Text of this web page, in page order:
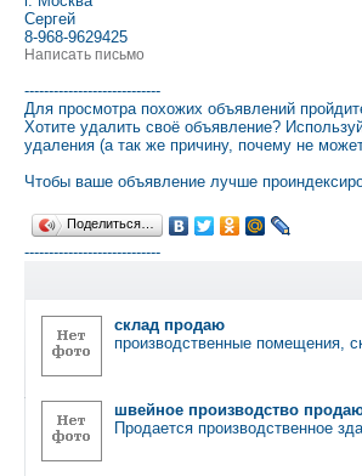
Сергей
8-968-9629425
Написать письмо
----------------------------
Для просмотра похожих объявлений
Хотите удалить своё объявление?
удаления (а так же причину, почему не
Чтобы ваше объявление лучше
Поделиться…
----------------------------
склад продаю
производственные помещения,
швейное производство
Продается производственное